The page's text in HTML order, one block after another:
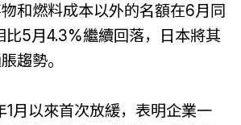
和燃料成本以外的名額在6月同
比5月4.3%繼續回落，日本將其
趨勢。
月以來首次放緩，表明企業一